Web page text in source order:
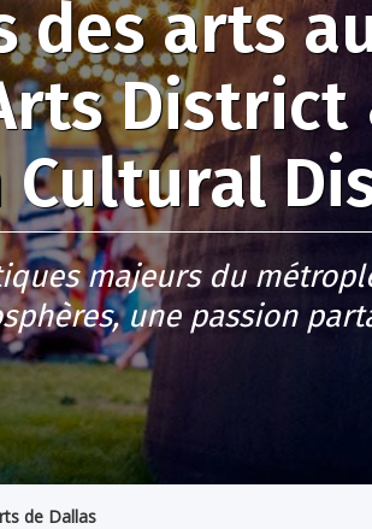
des arts
District
Cultural
majeurs du
une passion
de Dallas